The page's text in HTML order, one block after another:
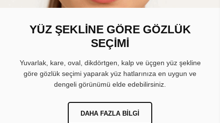
YÜZ ŞEKLİNE GÖRE GÖZLÜK
SEÇİMİ
Yuvarlak, kare, oval, dikdörtgen, kalp ve üçgen yüz şekline
göre gözlük seçimi yaparak yüz hatlarınıza en uygun ve
dengeli görünümü elde edebilirsiniz.
DAHA FAZLA BILGI